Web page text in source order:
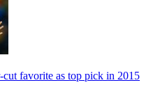
favorite as top pick in 2015